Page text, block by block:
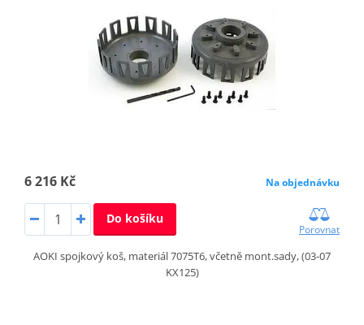
6 216 Kč Na objednávku
Do košíku
Porovnat
AOKI spojkový koš, materiál 7075T6, včetně mont.sady, (03-07
KX125)